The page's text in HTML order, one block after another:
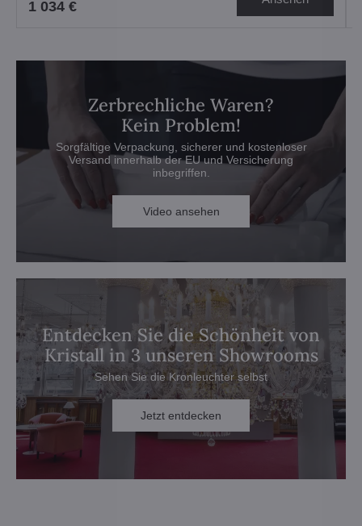
1 034 €
Zerbrechliche Waren?
Kein Problem!
Sorgfältige Verpackung, sicherer und kostenloser
Versand innerhalb der EU und Versicherung
inbegriffen.
Video ansehen
Entdecken Sie die Schönheit von
Kristall in 3 unseren Showrooms
Sehen Sie die Kronleuchter selbst
Jetzt entdecken